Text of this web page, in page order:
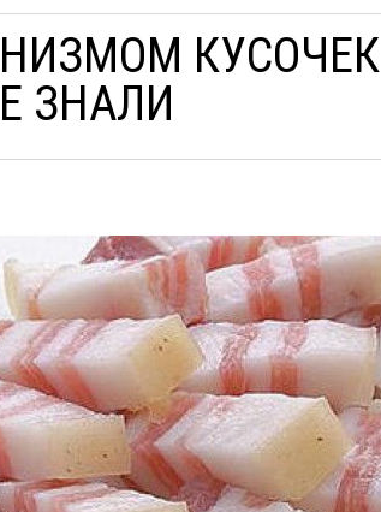
КУСОЧЕК
ЗНАЛИ